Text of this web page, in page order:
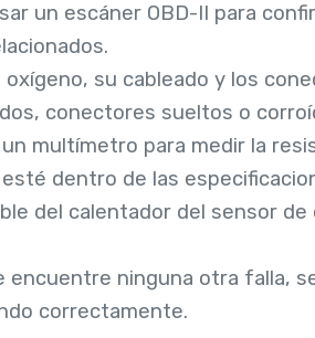
un escáner OBD-II para
oxígeno, su cableado y los
conectores sueltos o
un multímetro para medir la
dentro de las
del calentador del sensor
encuentre ninguna otra falla,
correctamente.